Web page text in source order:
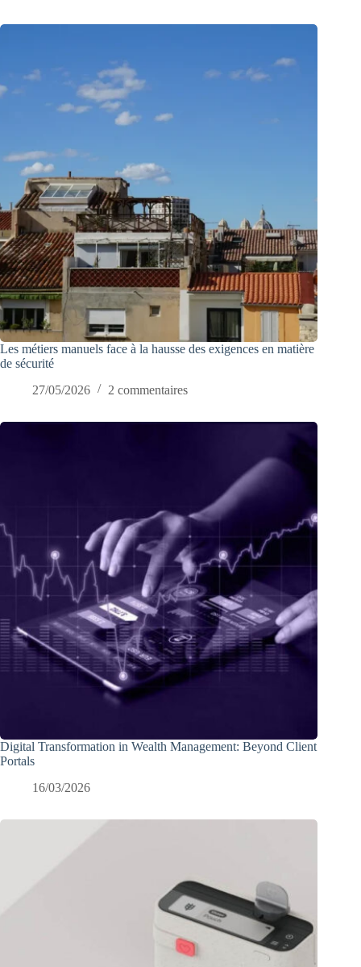
Les métiers manuels face à la hausse des exigences en matière
de sécurité
27/05/2026
2 commentaires
Digital Transformation in Wealth Management: Beyond Client
Portals
16/03/2026